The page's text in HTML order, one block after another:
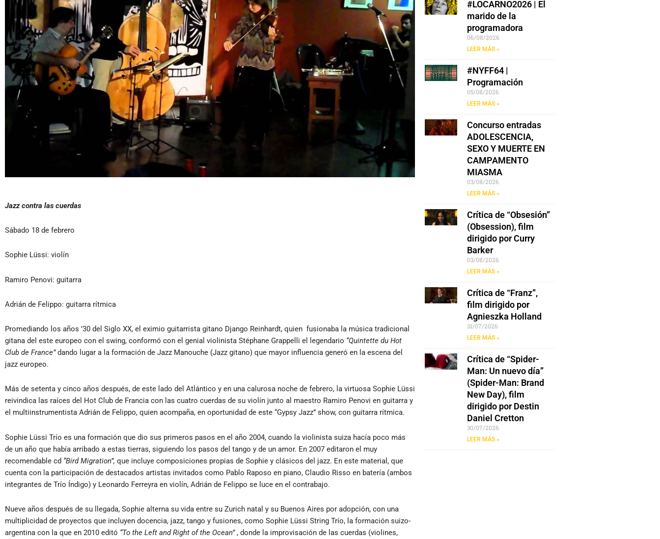
Jazz contra las cuerdas
Sábado 18 de febrero
Sophie Lüssi: violín
Ramiro Penovi: guitarra
Adrián de Felippo: guitarra rítmica
Promediando los años ’30 del Siglo XX, el eximio guitarrista gitano Django Reinhardt, quien fusionaba la música tradicional
gitana del este europeo con el swing, conformó con el genial violinista Stéphane Grappelli el legendario “Quintette du Hot
Club de France”dando lugar a la formación de Jazz Manouche (Jazz gitano) que mayor influencia generó en la escena del
jazz europeo.
Más de setenta y cinco años después, de este lado del Atlántico y en una calurosa noche de febrero, la virtuosa Sophie Lüssi
reivindica las raíces del Hot Club de Francia con las cuatro cuerdas de su violín junto al maestro Ramiro Penovi en guitarra y
el multiinstrumentista Adrián de Felippo, quien acompaña, en oportunidad de este “Gypsy Jazz” show, con guitarra rítmica.
Sophie Lüssi Trío es una formación que dio sus primeros pasos en el año 2004, cuando la violinista suiza hacía poco más
de un año que había arribado a estas tierras, siguiendo los pasos del tango y de un amor. En 2007 editaron el muy
recomendable cd “Bird Migration”, que incluye composiciones propias de Sophie y clásicos del jazz. En este material, que
cuenta con la participación de destacados artistas invitados como Pablo Raposo en piano, Claudio Risso en batería (ambos
integrantes de Trío Índigo) y Leonardo Ferreyra en violín, Adrián de Felippo se luce en el contrabajo.
Nueve años después de su llegada, Sophie alterna su vida entre su Zurich natal y su Buenos Aires por adopción, con una
multiplicidad de proyectos que incluyen docencia, jazz, tango y fusiones, como Sophie Lüssi String Trío, la formación suizo-
argentina con la que en 2010 editó “To the Left and Right of the Ocean”, donde la improvisación de las cuerdas (violines,
#LOCARNO2026 | El
marido de la
programadora
06/08/2026
LEER MÁS »
#NYFF64 |
Programación
05/08/2026
LEER MÁS »
Concurso entradas
ADOLESCENCIA,
SEXO Y MUERTE EN
CAMPAMENTO
MIASMA
03/08/2026
LEER MÁS »
Crítica de “Obsesión”
(Obsession), film
dirigido por Curry
Barker
03/08/2026
LEER MÁS »
Crítica de “Franz”,
film dirigido por
Agnieszka Holland
31/07/2026
LEER MÁS »
Crítica de “Spider-
Man: Un nuevo día”
(Spider-Man: Brand
New Day), film
dirigido por Destin
Daniel Cretton
30/07/2026
LEER MÁS »